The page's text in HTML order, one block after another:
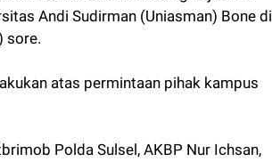
Andi Sudirman (Uniasman) Bone di
sore.
atas permintaan pihak kampus
Polda Sulsel, AKBP Nur Ichsan,